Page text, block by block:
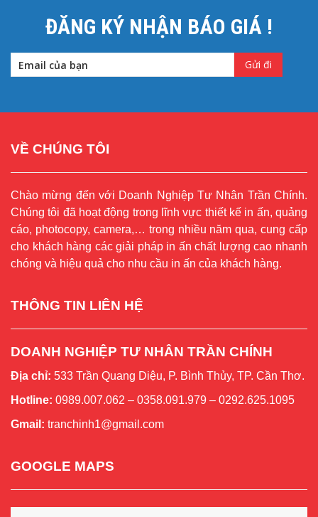
ĐĂNG KÝ NHẬN BÁO GIÁ !
VỀ CHÚNG TÔI
Chào mừng đến với Doanh Nghiệp Tư Nhân Trần Chính.
Chúng tôi đã hoạt động trong lĩnh vực thiết kế in ấn, quảng
cáo, photocopy, camera,… trong nhiều năm qua, cung cấp
cho khách hàng các giải pháp in ấn chất lượng cao nhanh
chóng và hiệu quả cho nhu cầu in ấn của khách hàng.
THÔNG TIN LIÊN HỆ
DOANH NGHIỆP TƯ NHÂN TRẦN CHÍNH
Địa chỉ: 533 Trần Quang Diệu, P. Bình Thủy, TP. Cần Thơ.
Hotline: 0989.007.062 – 0358.091.979 – 0292.625.1095
Gmail: tranchinh1@gmail.com
GOOGLE MAPS